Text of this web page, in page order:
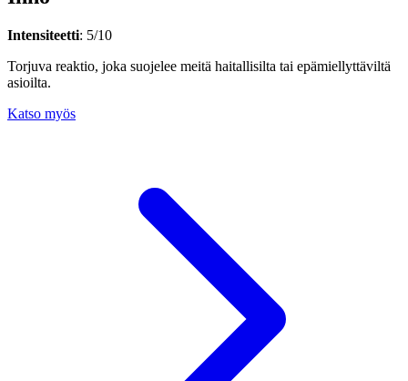
Intensiteetti: 5/10
Torjuva reaktio, joka suojelee meitä haitallisilta tai epämiellyttäviltä
asioilta.
Katso myös